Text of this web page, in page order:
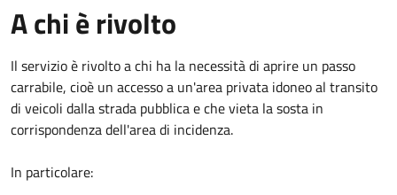
A chi è rivolto
Il servizio è rivolto a chi ha la necessità di aprire un passo
carrabile, cioè un accesso a un'area privata idoneo al transito
di veicoli dalla strada pubblica e che vieta la sosta in
corrispondenza dell'area di incidenza.
In particolare: